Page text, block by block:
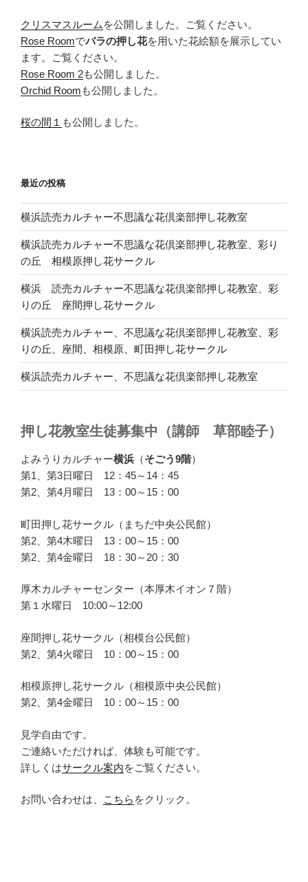
クリスマスルーム を公開しました。ご覧ください。
Rose Roomでバラの押し花を用いた花絵額を展示してい
ます。ご覧ください。
Rose Room 2も公開しました。
Orchid Room も公開しました。
桜の間１ も公開しました。
最近の投稿
横浜読売カルチャー不思議な花倶楽部押し花教室
横浜読売カルチャー不思議な花倶楽部押し花教室、彩り
の丘 相模原押し花サークル
横浜 読売カルチャー不思議な花倶楽部押し花教室、彩
りの丘 座間押し花サークル
横浜読売カルチャー、不思議な花倶楽部押し花教室、彩
りの丘、座間、相模原、町田押し花サークル
横浜読売カルチャー、不思議な花倶楽部押し花教室
押し花教室生徒募集中（講師 草部睦子）
よみうりカルチャー横浜 （そごう9階）
第1、第3日曜日 12：45～14：45
第2、第4月曜日 13：00～15：00
町田押し花サークル（まちだ中央公民館）
第2、第4木曜日 13：00～15：00
第2、第4金曜日 18：30～20：30
厚木カルチャーセンター（本厚木イオン７階）
第１水曜日 10:00～12:00
座間押し花サークル（相模台公民館）
第2、第4火曜日 10：00～15：00
相模原押し花サークル（相模原中央公民館）
第2、第4金曜日 10：00～15：00
見学自由です。
ご連絡いただければ、体験も可能です。
詳しくはサークル案内をご覧ください。
お問い合わせは、 こちら をクリック。